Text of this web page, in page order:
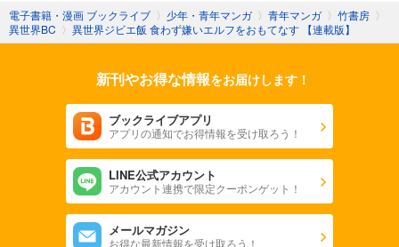
電子書籍・漫画 ブックライブ 〉 少年・青年マンガ 〉 青年マンガ 〉 竹書房 〉
異世界BC 〉 異世界ジビエ飯 食わず嫌いエルフをおもてなす 【連載版】
新刊やお得な情報をお届けします！
ブックライブアプリ
アプリの通知でお得情報を受け取ろう！
LINE公式アカウント
アカウント連携で限定クーポンゲット！
メールマガジン
お得な最新情報を受け取ろう！